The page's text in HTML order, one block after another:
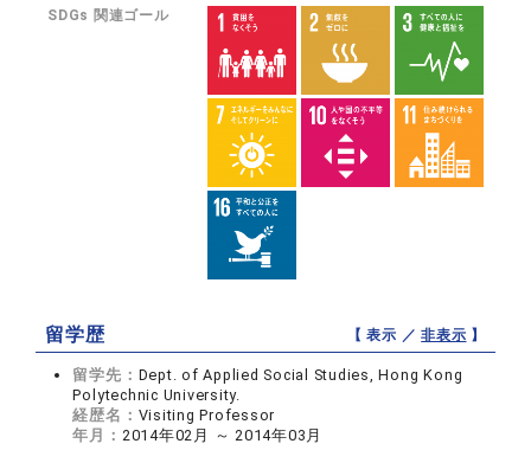
SDGs 関連ゴール
留学歴 【 表示 ／非表示 】
留学先： Dept. of Applied Social Studies, Hong Kong
Polytechnic University.
経歴名： Visiting Professor
年月： 2014年02月 ～ 2014年03月